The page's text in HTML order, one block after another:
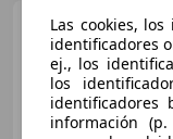
Las cookies,
identificadores
ej., los
los
identificadores
información